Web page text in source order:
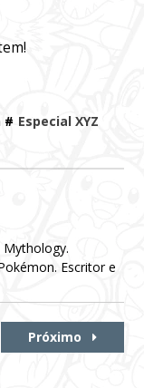
# Especial XYZ
Escritor e
Próximo